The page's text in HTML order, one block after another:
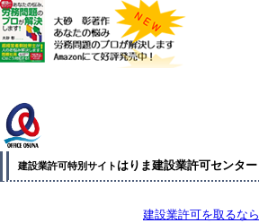
建設業許可特別サイト はりま建設業許可センター
建設業許可を取るなら